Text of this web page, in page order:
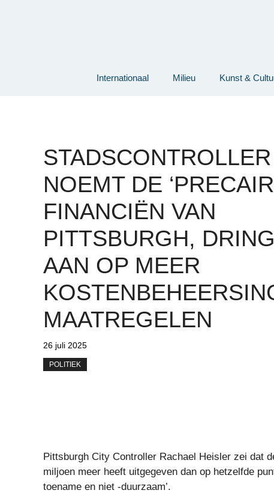
Internationaal Milieu Kunst &
STADSCONTROLLER
NOEMT DE
FINANCIËN VAN
PITTSBURGH,
AAN OP MEER
MAATREGELEN
26 juli 2025
POLITIEK
Pittsburgh City Controller Rachael Heisler zei dat
miljoen meer heeft uitgegeven dan op hetzelfde
toename en niet -duurzaam’.